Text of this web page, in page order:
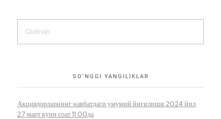
SO’NGGI YANGILIKLAR
Акциядорларнинг навбатдаги умумий йиғилиши 2024 йил
27 март куни соат 11.00да